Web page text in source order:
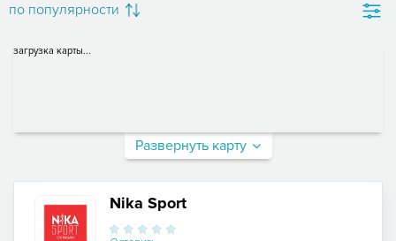
по популярности
загрузка карты...
Развернуть карту
Nika Sport